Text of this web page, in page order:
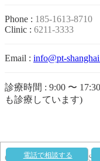
電話で相談する
Phone : 185-1613-8710
Clinic : 6211-3333
Email : info@pt-
診療時間 : 9:00 〜
も診療しています)
Copyright © 2014 PT-